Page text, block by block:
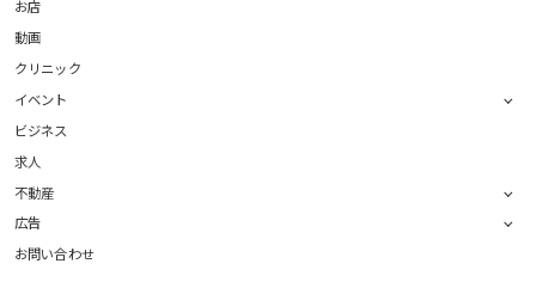
お店
動画
クリニック
イベント
ビジネス
求人
不動産
広告
お問い合わせ